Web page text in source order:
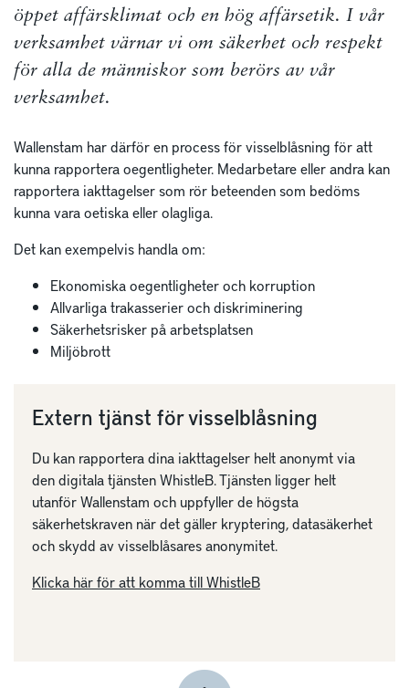
öppet affärsklimat och en hög affärsetik. I vår
verksamhet värnar vi om säkerhet och respekt
för alla de människor som berörs av vår
verksamhet.
Wallenstam har därför en process för visselblåsning för att
kunna rapportera oegentligheter. Medarbetare eller andra kan
rapportera iakttagelser som rör beteenden som bedöms
kunna vara oetiska eller olagliga.
Det kan exempelvis handla om:
Ekonomiska oegentligheter och korruption
Allvarliga trakasserier och diskriminering
Säkerhetsrisker på arbetsplatsen
Miljöbrott
Extern tjänst för visselblåsning
Du kan rapportera dina iakttagelser helt anonymt via
den digitala tjänsten WhistleB. Tjänsten ligger helt
utanför Wallenstam och uppfyller de högsta
säkerhetskraven när det gäller kryptering, datasäkerhet
och skydd av visselblåsares anonymitet.
Klicka här för att komma till WhistleB